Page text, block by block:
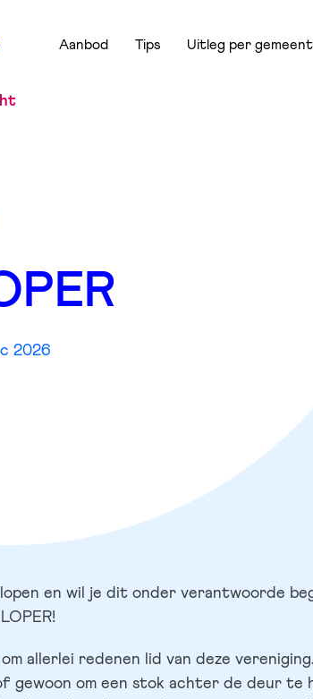
Aanbod Tips Uitleg per
2026
en wil je dit onder verantwoorde
allerlei redenen lid van deze
gewoon om een stok achter de deur te